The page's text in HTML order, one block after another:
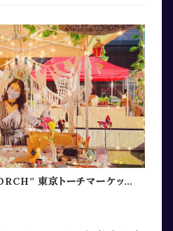
東京トーチマーケット出